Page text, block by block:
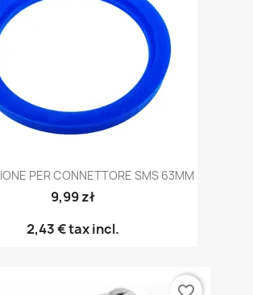
PER CONNETTORE SMS 63MM
9,99 zł
2,43 €tax incl.